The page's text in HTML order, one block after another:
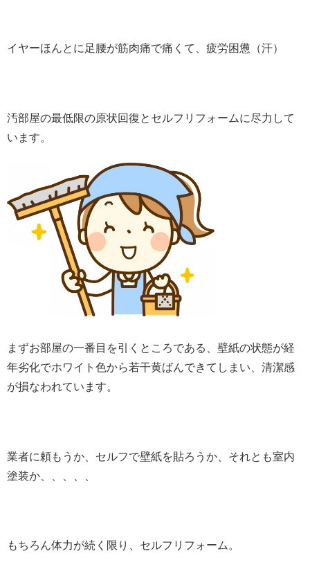
イヤーほんとに足腰が筋肉痛で痛くて、疲労困憊（汗）
汚部屋の最低限の原状回復とセルフリフォームに尽力して
います。
まずお部屋の一番目を引くところである、壁紙の状態が経
年劣化でホワイト色から若干黄ばんできてしまい、清潔感
が損なわれています。
業者に頼もうか、セルフで壁紙を貼ろうか、それとも室内
塗装か、、、、、
もちろん体力が続く限り、セルフリフォーム。